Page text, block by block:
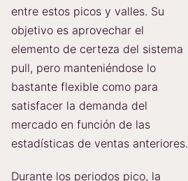
entre estos picos y valles. Su
objetivo es aprovechar el
elemento de certeza del sistema
pull, pero manteniéndose lo
bastante flexible como para
satisfacer la demanda del
mercado en función de las
estadísticas de ventas anteriores.
Durante los periodos pico, la